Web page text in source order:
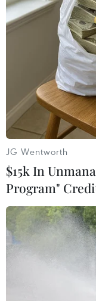
10/03/2016 23:16
Giám đốc Tình
biết Trung Quốc
công quân sự
Báo Hàn:
JG Wentworth
$15k In
Program"